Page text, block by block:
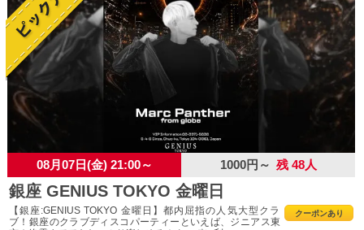
08月07日(金) 21:00～ 1000円～ 残 48人
銀座 GENIUS TOKYO 金曜日
クーポンあり
【銀座:GENIUS TOKYO 金曜日】都内屈指の人気大型クラ
ブ！銀座のクラブディスコパーティーといえば、ジニアス東